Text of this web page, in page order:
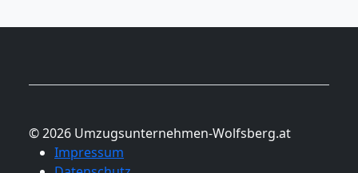
© 2026 Umzugsunternehmen-Wolfsberg.at
Impressum